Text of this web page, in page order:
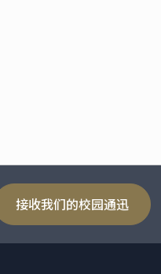
接收我们的校园通迅